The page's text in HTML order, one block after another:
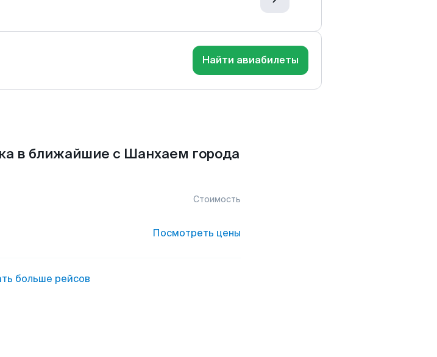
Найти авиабилеты
в ближайшие с Шанхаем города
Стоимость
Посмотреть цены
больше рейсов